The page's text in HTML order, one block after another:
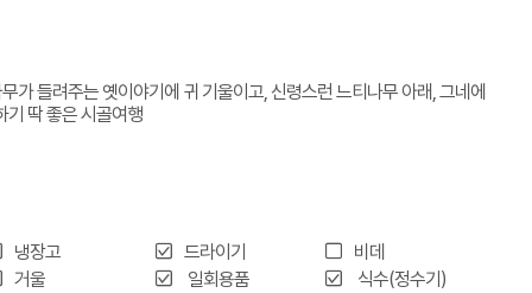
들려주는 옛이야기에 귀 기울이고, 신령스런 느티나무 아래, 그네에
기 딱 좋은 시골여행
냉장고 드라이기
비데
거울
일회용품
식수(정수기)